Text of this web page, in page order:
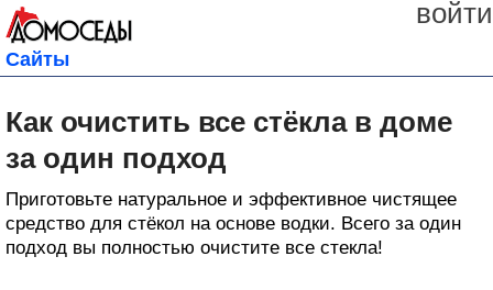
войти
Сайты
Как очистить все стёкла в доме
за один подход
Приготовьте натуральное и эффективное чистящее
средство для стёкол на основе водки. Всего за один
подход вы полностью очистите все стекла!